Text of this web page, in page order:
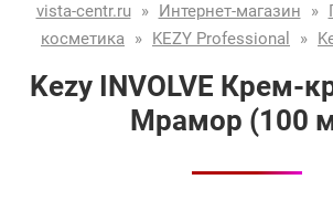
vista-centr.ru » Интернет-магазин »
косметика » KEZY Professional »
Kezy INVOLVE Крем-
Мрамор (100